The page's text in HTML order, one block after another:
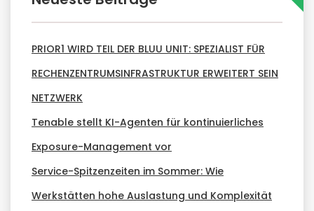
PRIOR1 WIRD TEIL DER BLUU UNIT: SPEZIALIST FÜR
RECHENZENTRUMSINFRASTRUKTUR ERWEITERT SEIN
NETZWERK
Tenable stellt KI-Agenten für kontinuierliches
Exposure-Management vor
Service-Spitzenzeiten im Sommer: Wie
Werkstätten hohe Auslastung und Komplexität